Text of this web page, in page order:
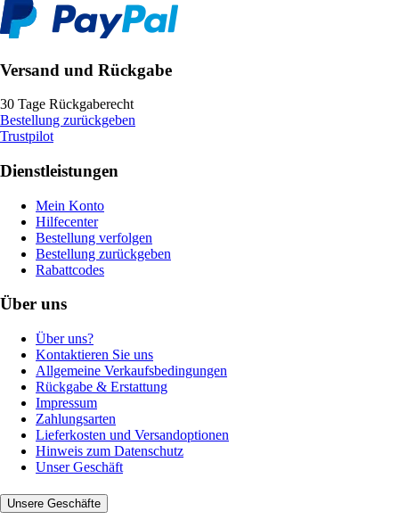
Versand und Rückgabe
30 Tage Rückgaberecht
Bestellung zurückgeben
Trustpilot
Dienstleistungen
Mein Konto
Hilfecenter
Bestellung verfolgen
Bestellung zurückgeben
Rabattcodes
Über uns
Über uns?
Kontaktieren Sie uns
Allgemeine Verkaufsbedingungen
Rückgabe & Erstattung
Impressum
Zahlungsarten
Lieferkosten und Versandoptionen
Hinweis zum Datenschutz
Unser Geschäft
Unsere Geschäfte